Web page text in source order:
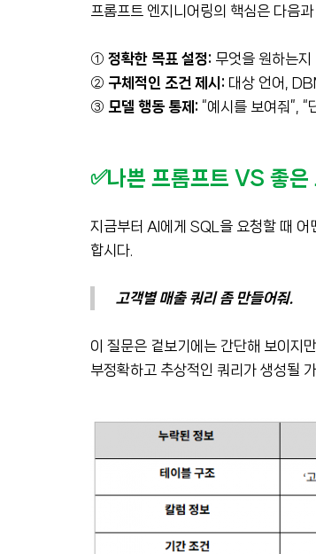
프롬프트 엔지니어링의 핵심은 다음과
① 정확한 목표 설정: 무엇을 원하는지
② 구체적인 조건 제시: 대상 언어,
③ 모델 행동 통제: “예시를 보여줘”,
✅나쁜 프롬프트 VS 좋은
지금부터 AI에게 SQL을 요청할 때 어
합시다.
고객별 매출 쿼리 좀 만들어줘.
이 질문은 겉보기에는 간단해 보이지
부정확하고 추상적인 쿼리가 생성될